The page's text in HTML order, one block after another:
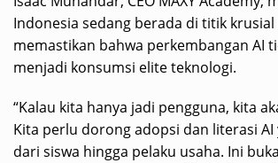
Indonesia sedang berada di titik
memastikan bahwa perkembangan AI
menjadi konsumsi elite teknologi.
“Kalau kita hanya jadi pengguna, kita
Kita perlu dorong adopsi dan literasi AI
dari siswa hingga pelaku usaha. Ini